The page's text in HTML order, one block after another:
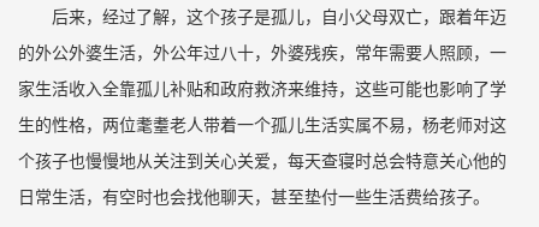
后来，经过了解，这个孩子是孤儿，自小父母双亡，跟着年迈
的外公外婆生活，外公年过八十，外婆残疾，常年需要人照顾，一
家生活收入全靠孤儿补贴和政府救济来维持，这些可能也影响了学
生的性格，两位耄耋老人带着一个孤儿生活实属不易，杨老师对这
个孩子也慢慢地从关注到关心关爱，每天查寝时总会特意关心他的
日常生活，有空时也会找他聊天，甚至垫付一些生活费给孩子。